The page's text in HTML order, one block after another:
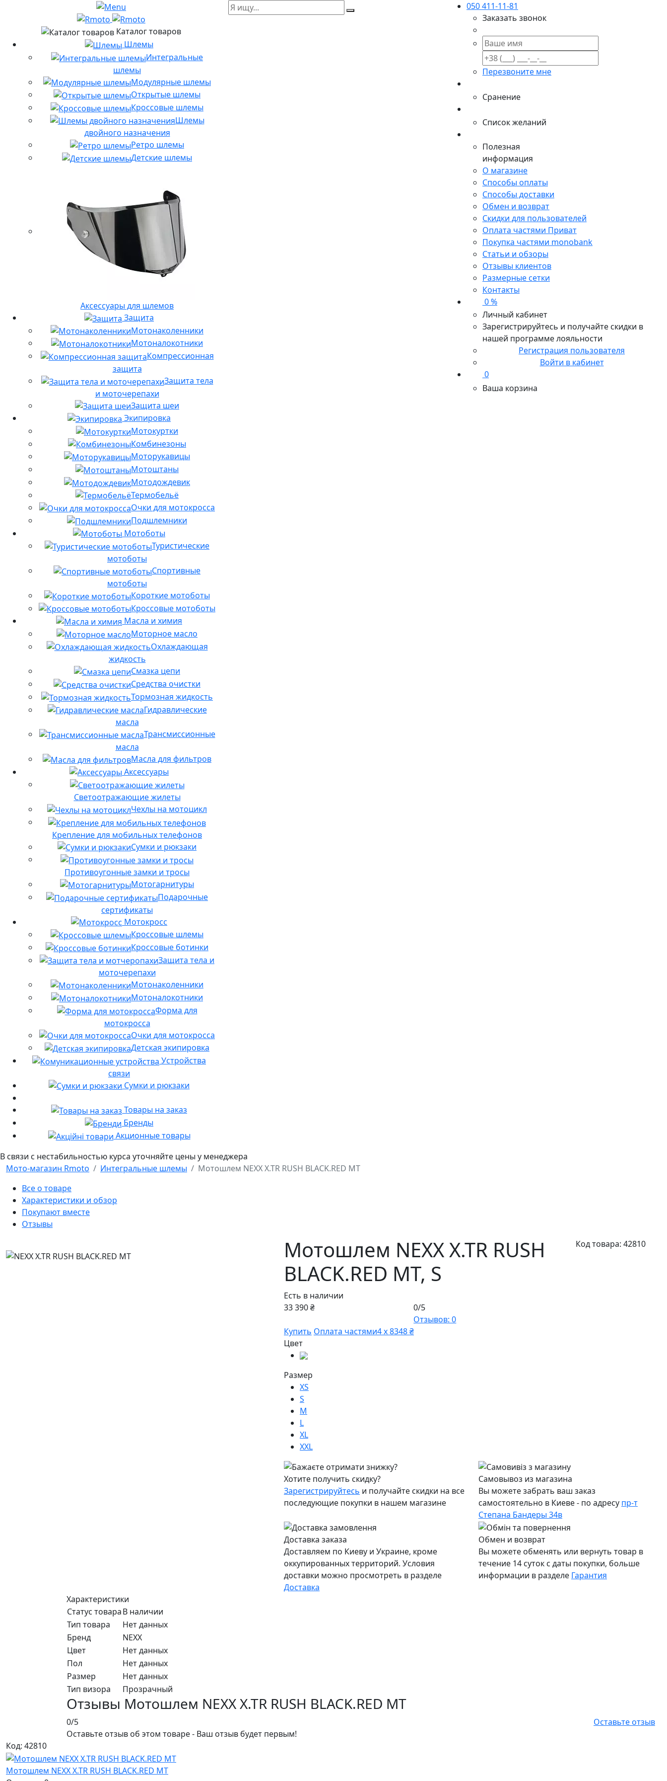
Каталог товаров
Шлемы
Интегральные
шлемы
Модулярные шлемы
Открытые шлемы
Кроссовые шлемы
Шлемы
двойного назначения
Ретро шлемы
Детские шлемы
Аксессуары для шлемов
Защита
Мотонаколенники
Мотоналокотники
Компрессионная
защита
Защита тела
и моточерепахи
Защита шеи
Экипировка
Мотокуртки
Комбинезоны
Моторукавицы
Мотоштаны
Мотодождевик
Термобельё
Очки для мотокросса
Подшлемники
Мотоботы
Туристические
мотоботы
Спортивные
мотоботы
Короткие мотоботы
Кроссовые мотоботы
Масла и химия
Моторное масло
Охлаждающая
жидкость
Смазка цепи
Средства очистки
Тормозная жидкость
Гидравлические
масла
Трансмиссионные
масла
Масла для фильтров
Аксессуары
Светоотражающие жилеты
Чехлы на мотоцикл
Крепление для мобильных телефонов
Сумки и рюкзаки
Противоугонные замки и тросы
Мотогарнитуры
Подарочные
сертификаты
Мотокросс
Кроссовые шлемы
Кроссовые ботинки
Защита тела и
моточерепахи
Мотонаколенники
Мотоналокотники
Форма для
мотокросса
Очки для мотокросса
Детская экипировка
Устройства
связи
Сумки и рюкзаки
Товары на заказ
Бренды
Акционные товары
050 411-11-81
Заказать звонок
Перезвоните мне
Сранение
Список желаний
Полезная
информация
О магазине
Способы оплаты
Способы доставки
Обмен и возврат
Скидки для пользователей
Оплата частями Приват
Покупка частями monobank
Статьи и обзоры
Отзывы клиентов
Размерные сетки
Контакты
0 %
Личный кабинет
Зарегистрируйтесь и получайте скидки в
нашей программе лояльности
Регистрация пользователя
Войти в кабинет
0
Ваша корзина
В связи с нестабильностью курса уточняйте цены у менеджера
Мото-магазин Rmoto
Интегральные шлемы
Мотошлем NEXX X.TR RUSH BLACK.RED MT
Все о товаре
Характеристики и обзор
Покупают вместе
Отзывы
Мотошлем NEXX X.TR RUSH
BLACK.RED MT, S
Есть в наличии
Код товара: 42810
33 390 ₴
0/5
Отзывов: 0
Купить Оплата частями4 х 8348 ₴
Цвет
Размер
XS
S
M
L
XL
XXL
Хотите получить скидку?
Зарегистрируйтесь и получайте скидки на все
последующие покупки в нашем магазине
Самовывоз из магазина
Вы можете забрать ваш заказ
самостоятельно в Киеве - по адресу пр-т
Степана Бандеры 34в
Доставка заказа
Доставляем по Киеву и Украине, кроме
оккупированных территорий. Условия
доставки можно просмотреть в разделе
Доставка
Обмен и возврат
Вы можете обменять или вернуть товар в
течение 14 суток с даты покупки, больше
информации в разделе Гарантия
Характеристики
Статус товараВ наличии
Тип товара
Нет данных
Бренд
NEXX
Цвет
Нет данных
Пол
Нет данных
Размер
Нет данных
Тип визора
Прозрачный
Отзывы Мотошлем NEXX X.TR RUSH BLACK.RED MT
0/5
Оставьте отзыв
Оставьте отзыв об этом товаре - Ваш отзыв будет первым!
Код: 42810
Мотошлем NEXX X.TR RUSH BLACK.RED MT